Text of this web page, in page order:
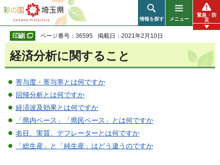
彩の国 埼玉県
情報を探す メニュー
緊急・防
災
ページ番号：36595 掲載日：2021年2月10日
経済分析に関すること
寄与度・寄与率とは何ですか
回帰分析とは何ですか
経済波及効果とは何ですか
「県内ベース」「県民ベース」とは何ですか
名目、実質、デフレーターとは何ですか
「総生産」と「純生産」はどう違うのですか